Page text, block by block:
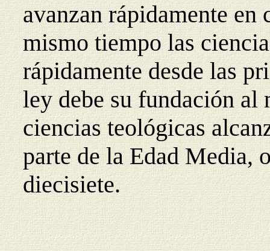
avanzan rápidamente en
mismo tiempo las
rápidamente desde las
ley debe su fundación al
ciencias teológicas
parte de la Edad Media,
diecisiete.